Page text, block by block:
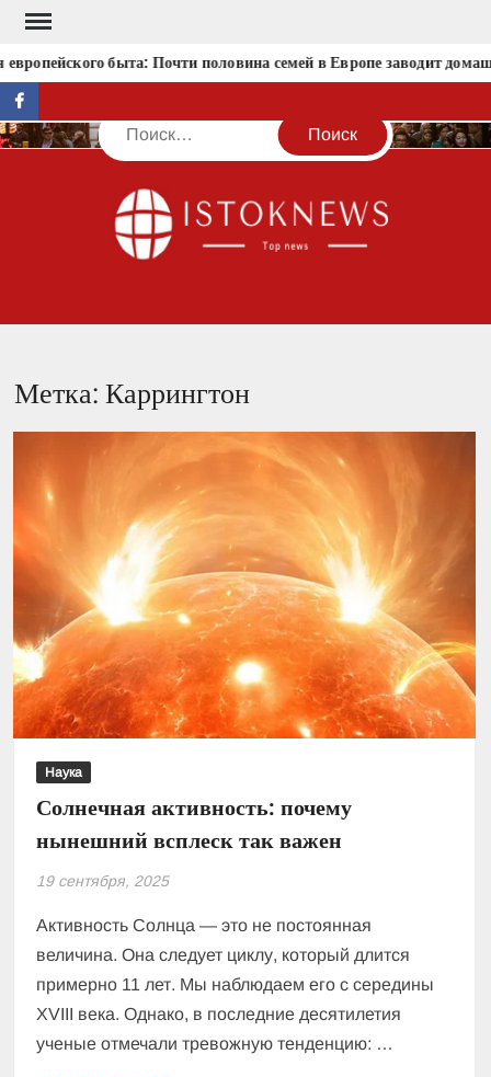
Перейти
содержимомубыта: Почти половина семей в Европе заводит
facebook
Поиск
Метка:Каррингтон
Наука
Солнечная активность: почему
нынешний всплеск так важен
19 сентября, 2025
Активность Солнца — это не постоянная
величина. Она следует циклу, который длится
примерно 11 лет. Мы наблюдаем его с середины
XVIII века. Однако, в последние десятилетия
ученые отмечали тревожную тенденцию: …